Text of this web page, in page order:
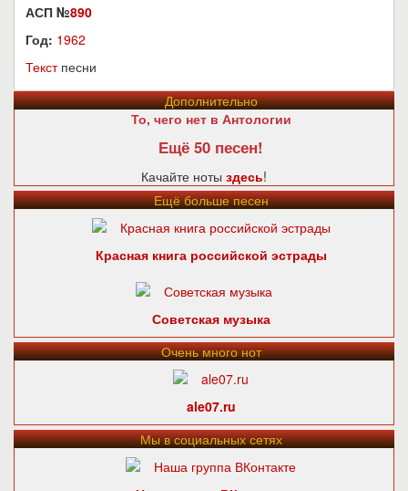
АСП №890
Год: 1962
Текстпесни
Дополнительно
То, чего нет в Антологии
Ещё 50 песен!
Качайте ноты здесь!
Ещё больше песен
Красная книга российской эстрады
Советская музыка
Очень много нот
ale07.ru
Мы в социальных сетях